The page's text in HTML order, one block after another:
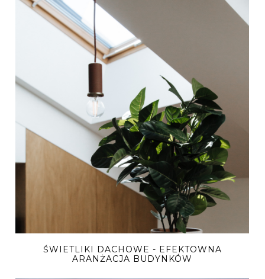
ŚWIETLIKI DACHOWE - EFEKTOWNA
ARANŻACJA BUDYNKÓW